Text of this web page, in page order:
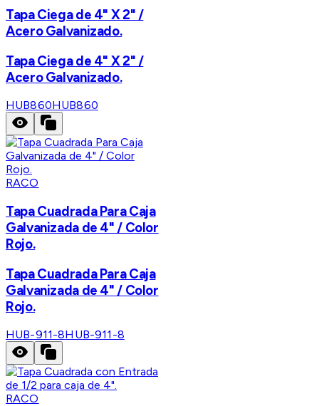
Tapa Ciega de 4" X 2" /
Acero Galvanizado.
Tapa Ciega de 4" X 2" /
Acero Galvanizado.
HUB860HUB860
RACO
Tapa Cuadrada Para Caja
Galvanizada de 4" / Color
Rojo.
Tapa Cuadrada Para Caja
Galvanizada de 4" / Color
Rojo.
HUB-911-8HUB-911-8
RACO